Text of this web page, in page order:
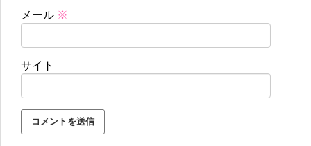
メール ※
サイト